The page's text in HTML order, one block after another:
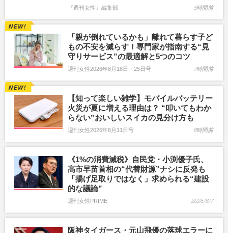
『週刊女性』編集部 5時間前
「親が倒れているかも」離れて暮らす子ど
もの不安を減らす！専門家が指南する“見
守りサービス”の最適解と5つのコツ
週刊女性2026年8月18日・25日号 7時間前
【知って楽しい雑学】モバイルバッテリー
火災が夏に増える理由は？ “叩いてもわか
らない”おいしいスイカの見分け方も
週刊女性2026年8月11日号 8時間前
《1%の消費減税》自民党・小渕優子氏、
高市早苗首相の“代替財源”ナシに反発も
「揚げ足取りではなく」求められる“建設
的な議論”
週刊女性PRIME 2026/8/7
阪神タイガース・元山飛優の落球エラーに